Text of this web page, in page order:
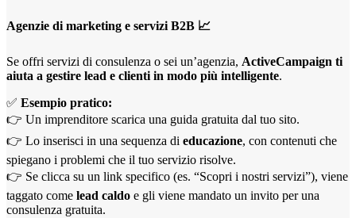
Agenzie di marketing e servizi B2B 📈
Se offri servizi di consulenza o sei un’agenzia, ActiveCampaign ti
aiuta a gestire lead e clienti in modo più intelligente.
✅ Esempio pratico:
👉 Un imprenditore scarica una guida gratuita dal tuo sito.
👉 Lo inserisci in una sequenza di educazione, con contenuti che
spiegano i problemi che il tuo servizio risolve.
👉 Se clicca su un link specifico (es. “Scopri i nostri servizi”), viene
taggato come lead caldo e gli viene mandato un invito per una
consulenza gratuita.